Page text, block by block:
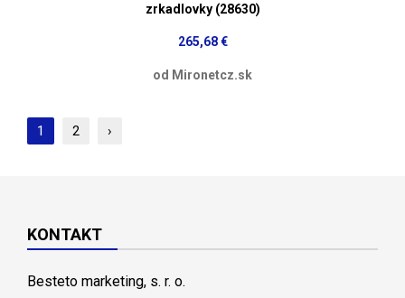
zrkadlovky (28630)
265,68 €
od Mironetcz.sk
1 2 ›
KONTAKT
Besteto marketing, s. r. o.